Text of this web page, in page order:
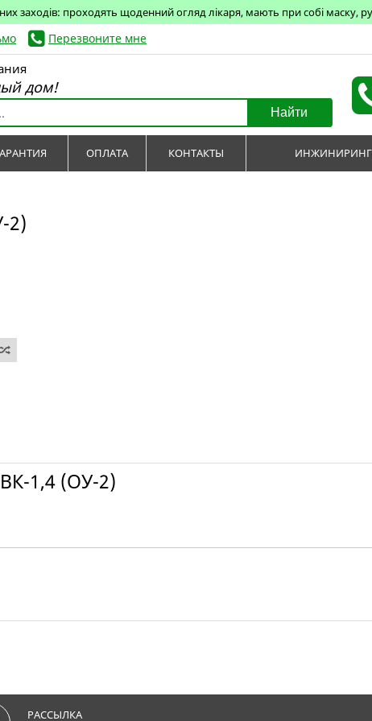
заходів: проходять щоденний огляд лікаря, мають при собі маску,
2)
1,4 (ОУ-2)
Перезвоните мне
дом!
Найти
ОПЛАТА КОНТАКТЫ
РАССЫЛКА